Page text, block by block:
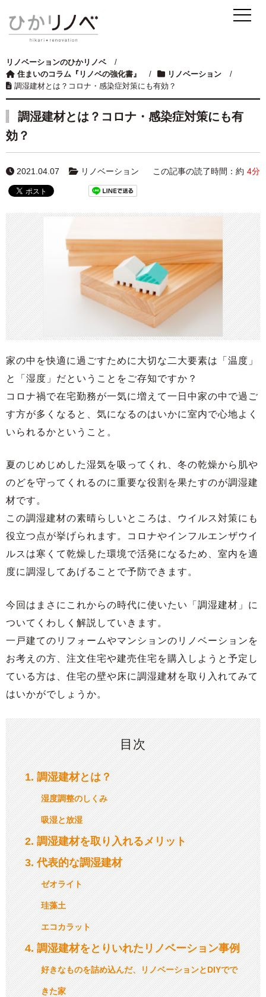
リノベーションのひかリノベ
/
住まいのコラム『リノベの強化書』
/ リノベーション
/
調湿建材とは？コロナ・感染症対策にも有効？
調湿建材とは？コロナ・感染症対策にも有
効？
2021.04.07 リノベーション この記事の読了時間：約 4分
家の中を快適に過ごすために大切な二大要素は「温度」
と「湿度」だということをご存知ですか？
コロナ禍で在宅勤務が一気に増えて一日中家の中で過ご
す方が多くなると、気になるのはいかに室内で心地よく
いられるかということ。
夏のじめじめした湿気を吸ってくれ、冬の乾燥から肌や
のどを守ってくれるのに重要な役割を果たすのが調湿建
材です。
この調湿建材の素晴らしいところは、ウイルス対策にも
役立つ点が挙げられます。コロナやインフルエンザウイ
ルスは寒くて乾燥した環境で活発になるため、室内を適
度に調湿してあげることで予防できます。
今回はまさにこれからの時代に使いたい「調湿建材」に
ついてくわしく解説していきます。
一戸建てのリフォームやマンションのリノベーションを
お考えの方、注文住宅や建売住宅を購入しようと予定し
ている方は、住宅の壁や床に調湿建材を取り入れてみて
はいかがでしょうか。
目次
1 調湿建材とは？
湿度調整のしくみ
吸湿と放湿
2 調湿建材を取り入れるメリット
3 代表的な調湿建材
ゼオライト
珪藻土
エコカラット
4 調湿建材をとりいれたリノベーション事例
好きなものを詰め込んだ、リノベーションとDIYでで
きた家